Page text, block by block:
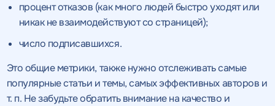
процент отказов (как много людей быстро уходят или
никак не взаимодействуют со страницей);
число подписавшихся.
Это общие метрики, также нужно отслеживать самые
популярные статьи и темы, самых эффективных авторов и
т. п. Не забудьте обратить внимание на качество и